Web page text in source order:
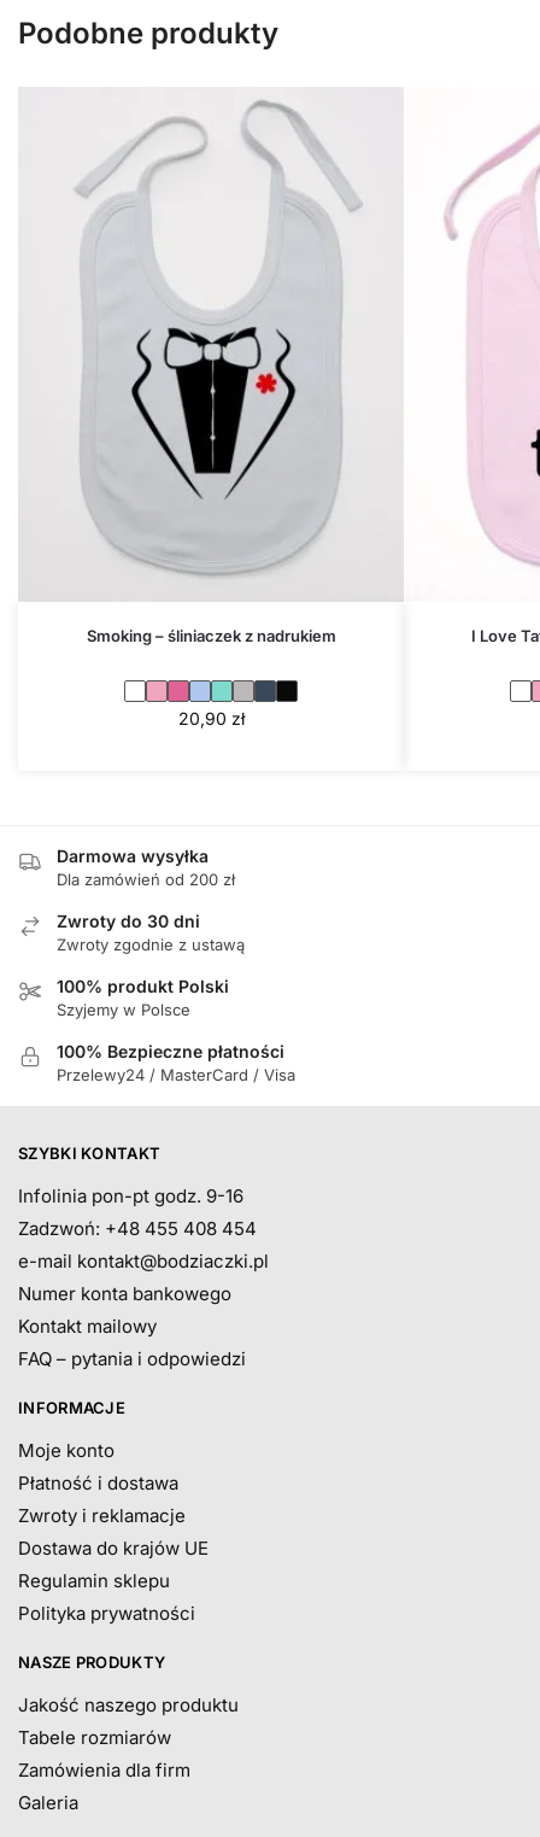
Podobne produkty
Smoking – śliniaczek z nadrukiem
20,90 zł
I Love
Darmowa wysyłka
Dla zamówień od 200 zł
Zwroty do 30 dni
Zwroty zgodnie z ustawą
100% produkt Polski
Szyjemy w Polsce
100% Bezpieczne płatności
Przelewy24 / MasterCard / Visa
SZYBKI KONTAKT
Infolinia pon-pt godz. 9-16
Zadzwoń: +48 455 408 454
e-mail kontakt@bodziaczki.pl
Numer konta bankowego
Kontakt mailowy
FAQ – pytania i odpowiedzi
INFORMACJE
Moje konto
Płatność i dostawa
Zwroty i reklamacje
Dostawa do krajów UE
Regulamin sklepu
Polityka prywatności
NASZE PRODUKTY
Jakość naszego produktu
Tabele rozmiarów
Zamówienia dla firm
Galeria